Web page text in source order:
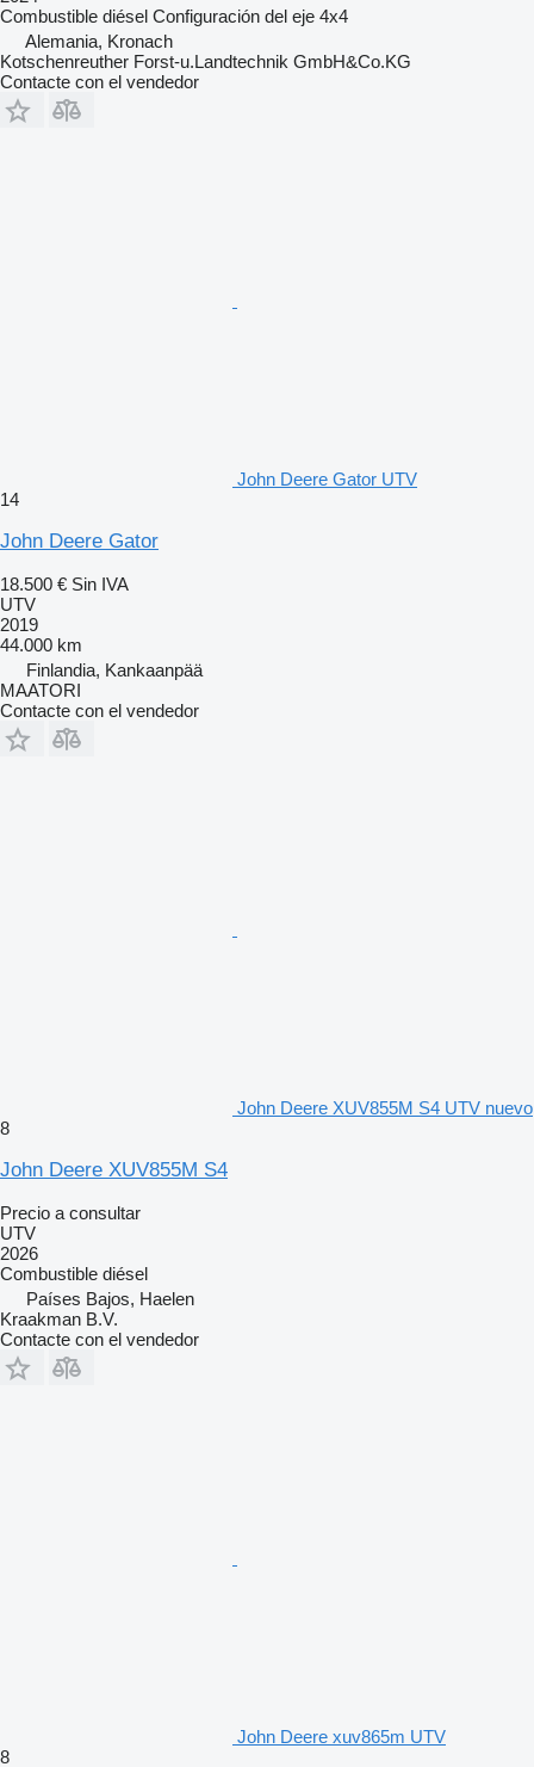
Combustible diésel Configuración del eje 4x4
Alemania, Kronach
Kotschenreuther Forst-u.Landtechnik GmbH&Co.KG
Contacte con el vendedor
John Deere Gator UTV
14
John Deere Gator
18.500 € Sin IVA
UTV
2019
44.000 km
Finlandia, Kankaanpää
MAATORI
Contacte con el vendedor
John Deere XUV855M S4 UTV nuevo
8
John Deere XUV855M S4
Precio a consultar
UTV
2026
Combustible diésel
Países Bajos, Haelen
Kraakman B.V.
Contacte con el vendedor
John Deere xuv865m UTV
8